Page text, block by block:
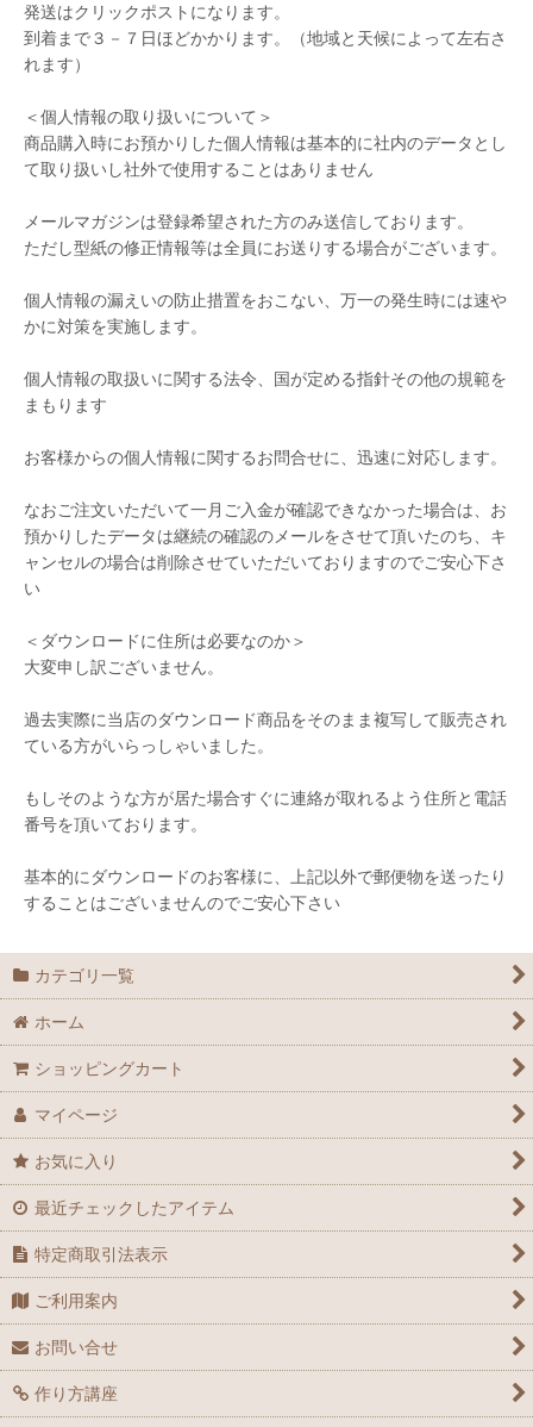
発送はクリックポストになります。
到着まで３－７日ほどかかります。（地域と天候によって左右さ
れます）
＜個人情報の取り扱いについて＞
商品購入時にお預かりした個人情報は基本的に社内のデータとし
て取り扱いし社外で使用することはありません
メールマガジンは登録希望された方のみ送信しております。
ただし型紙の修正情報等は全員にお送りする場合がございます。
個人情報の漏えいの防止措置をおこない、万一の発生時には速や
かに対策を実施します。
個人情報の取扱いに関する法令、国が定める指針その他の規範を
まもります
お客様からの個人情報に関するお問合せに、迅速に対応します。
なおご注文いただいて一月ご入金が確認できなかった場合は、お
預かりしたデータは継続の確認のメールをさせて頂いたのち、キ
ャンセルの場合は削除させていただいておりますのでご安心下さ
い
＜ダウンロードに住所は必要なのか＞
大変申し訳ございません。
過去実際に当店のダウンロード商品をそのまま複写して販売され
ている方がいらっしゃいました。
もしそのような方が居た場合すぐに連絡が取れるよう住所と電話
番号を頂いております。
基本的にダウンロードのお客様に、上記以外で郵便物を送ったり
することはございませんのでご安心下さい
カテゴリ一覧
ホーム
ショッピングカート
マイページ
お気に入り
最近チェックしたアイテム
特定商取引法表示
ご利用案内
お問い合せ
作り方講座